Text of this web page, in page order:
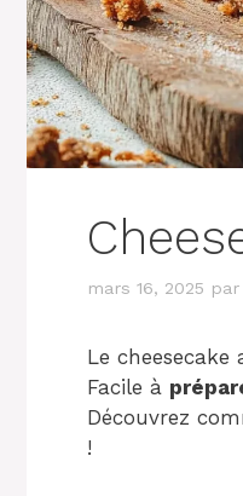
mars 16, 2025 par
Le
Facile à
Découvrez
!